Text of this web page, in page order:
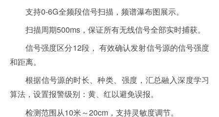
支持0-6G全频段信号扫描，频谱瀑布图展示。
扫描周期500ms，保证所有无线信号全部实时捕获。
信号强度区分12段， 有效确认发射信号源的信号强度
和距离。
根据信号源的时长、种类、强度，汇总融入深度学习
算法，设置报警级别：黄、红以避免误报。
检测范围从10米～20cm，支持灵敏度调节。